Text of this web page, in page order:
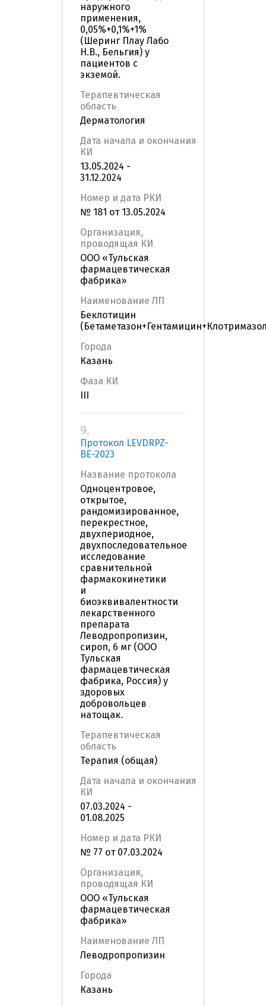
наружного
применения,
0,05%+0,1%+1%
(Шеринг Плау Лабо
Н.В., Бельгия) у
пациентов с
экземой.
Терапевтическая
область
Дерматология
Дата начала и окончания
КИ
13.05.2024 -
31.12.2024
Номер и дата РКИ
№ 181 от 13.05.2024
Организация,
проводящая КИ
ООО «Тульская
фармацевтическая
фабрика»
Наименование ЛП
Беклотицин
Города
Казань
Фаза КИ
9.
Протокол LEVDRPZ-
BE-2023
Название протокола
Одноцентровое,
открытое,
рандомизированное,
перекрестное,
двухпериодное,
двухпоследовательное
исследование
сравнительной
фармакокинетики
и
биоэквивалентности
лекарственного
препарата
Леводропропизин,
сироп, 6 мг (ООО
Тульская
фармацевтическая
фабрика, Россия) у
здоровых
добровольцев
натощак.
Терапевтическая
область
Терапия (общая)
Дата начала и окончания
КИ
07.03.2024 -
01.08.2025
Номер и дата РКИ
№ 77 от 07.03.2024
Организация,
проводящая КИ
ООО «Тульская
фармацевтическая
фабрика»
Наименование ЛП
Леводропропизин
Города
Казань